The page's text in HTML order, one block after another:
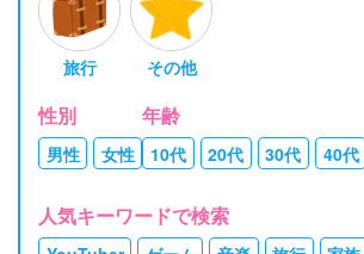
旅行 その他
性別
男性 女性
年齢
10代 20代 30代 40代
人気キーワードで検索